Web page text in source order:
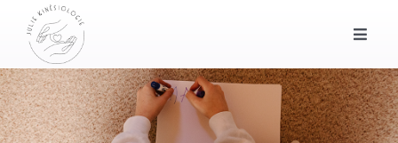
Passer
contenu
Toggle
Accueil
Kinésiologie et consultations